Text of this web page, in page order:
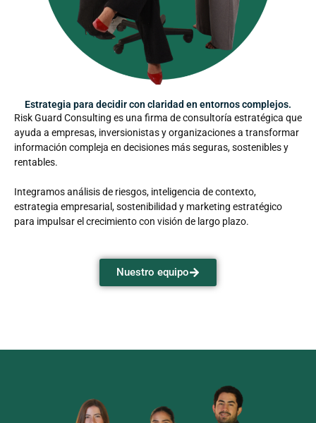
Estrategia para decidir con claridad en entornos complejos.
Risk Guard Consulting es una firma de consultoría estratégica que
ayuda a empresas, inversionistas y organizaciones a transformar
información compleja en decisiones más seguras, sostenibles y
rentables.
Integramos análisis de riesgos, inteligencia de contexto,
estrategia empresarial, sostenibilidad y marketing estratégico
para impulsar el crecimiento con visión de largo plazo.
Nuestro equipo